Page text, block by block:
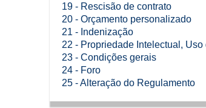
19 - Rescisão de contrato
20 - Orçamento personalizado
21 - Indenização
22 - Propriedade Intelectual,
23 - Condições gerais
24 - Foro
25 - Alteração do Regulamento